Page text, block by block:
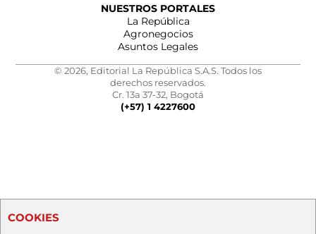
NUESTROS PORTALES
La República
Agronegocios
Asuntos Legales
© 2026, Editorial La República S.A.S. Todos los
derechos reservados.
Cr. 13a 37-32, Bogotá
(+57) 1 4227600
COOKIES